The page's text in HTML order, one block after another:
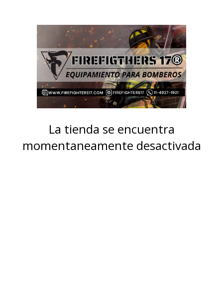
La tienda se encuentra
momentaneamente desactivada